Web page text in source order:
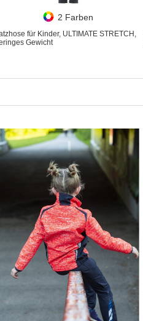
2 Farben
für Kinder, ULTIMATE STRETCH,
Gewicht